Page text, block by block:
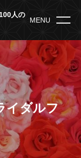
人の
MENU
イダルフ